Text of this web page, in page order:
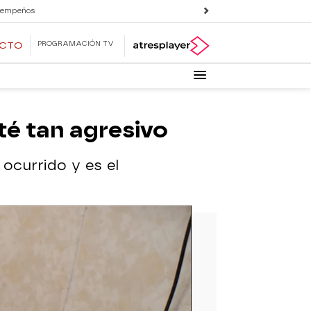
PROGRAMACIÓN TV
tan agresivo
y es el